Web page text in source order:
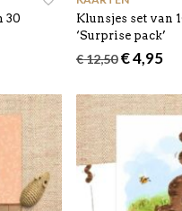
30
Klunsjes set van
‘Surprise pack’
€12,50
€ 12,50.
€4,95
€